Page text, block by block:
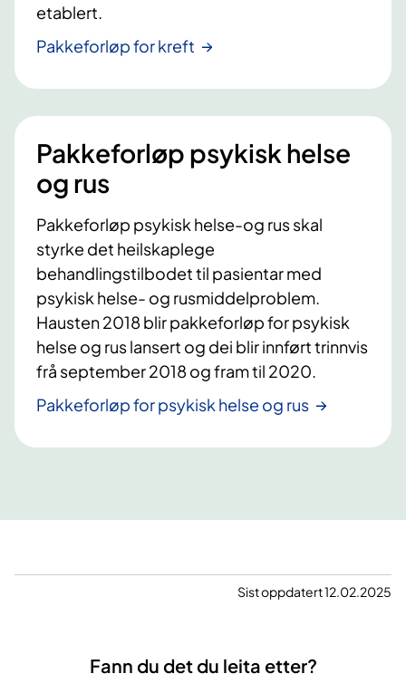
etablert.
Pakkeforløp for kreft
Pakkeforløp psykisk helse
og rus
Pakkeforløp psykisk helse-og rus skal
styrke det heilskaplege
behandlingstilbodet til pasientar med
psykisk helse- og rusmiddelproblem.
Hausten 2018 blir pakkeforløp for psykisk
helse og rus lansert og dei blir innført trinnvis
frå september 2018 og fram til 2020.
Pakkeforløp for psykisk helse og rus
Sist oppdatert 12.02.2025
Fann du det du leita etter?